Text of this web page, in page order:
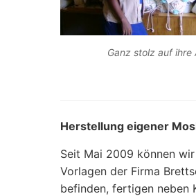
Ganz stolz auf ihre
Herstellung eigener
Seit Mai 2009 können
Vorlagen der Firma
befinden, fertigen neben